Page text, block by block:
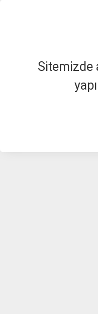
Sitemizde